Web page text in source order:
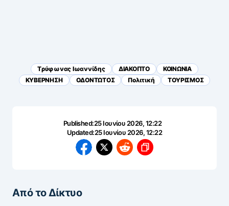
Tρύφωνας Iωαννίδης ΔΙΑΚΟΠΤΟ
ΚΟΙΝΩΝΙΑ
ΚΥΒΕΡΝΗΣΗ
ΟΔΟΝΤΩΤΟΣ Πολιτική ΤΟΥΡΙΣΜΟΣ
Published:25 Ιουνίου 2026, 12:22
Updated:25 Ιουνίου 2026, 12:22
Από το Δίκτυο